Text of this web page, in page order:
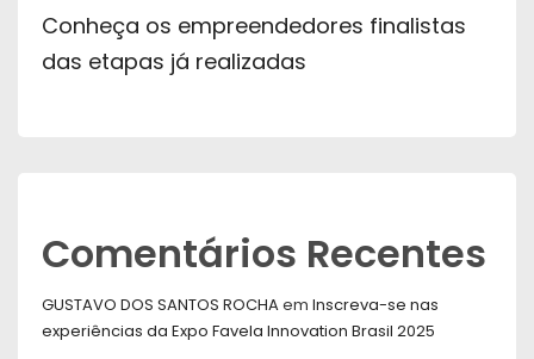
Conheça os empreendedores finalistas
das etapas já realizadas
Comentários Recentes
GUSTAVO DOS SANTOS ROCHAem Inscreva-se nas
experiências da Expo Favela Innovation Brasil 2025